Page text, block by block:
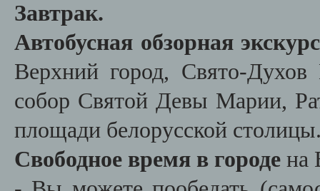
Завтрак.
Автобусная обзорная
Верхний город, Свято-Духов
собор Святой Девы Марии,
площади белорусской
Свободное время в городе на